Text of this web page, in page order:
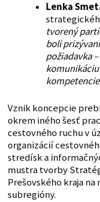
Lenka
tvorený
boli
požiadavka
Vznik koncepcie
okrem iného šesť
cestovného ruchu v
organizácií
stredísk a
mustra tvorby
Prešovského kraja na
subregióny.